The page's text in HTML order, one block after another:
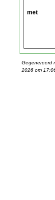
met
Gegenereerd
2026 om